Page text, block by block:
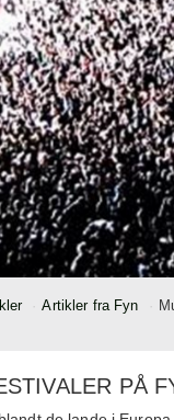
Artikler fra Fyn
PÅ